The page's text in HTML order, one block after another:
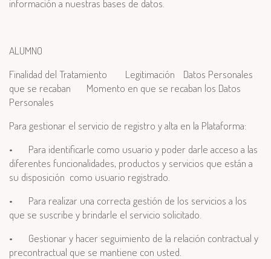
información a nuestras bases de datos.
ALUMNO
Finalidad del Tratamiento
Legitimación
Datos Personales
que se recaban
Momento en que se recaban los Datos
Personales
Para gestionar el servicio de registro y alta en la Plataforma:
•
Para identificarle como usuario y poder darle acceso a las
diferentes funcionalidades, productos y servicios que están a
su disposición como usuario registrado.
•
Para realizar una correcta gestión de los servicios a los
que se suscribe y brindarle el servicio solicitado.
•
Gestionar y hacer seguimiento de la relación contractual y
precontractual que se mantiene con usted.